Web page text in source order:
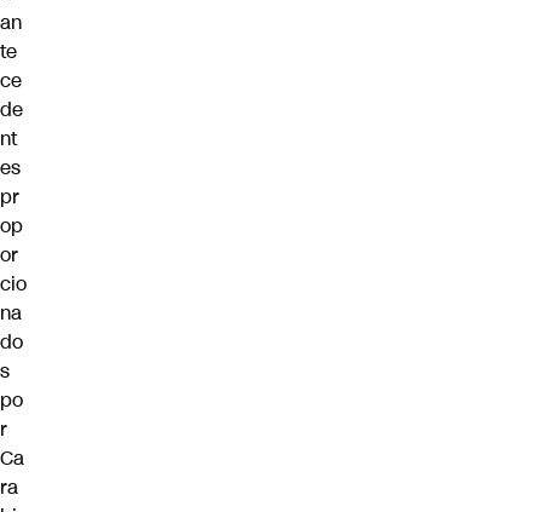
an
te
ce
de
nt
es
pr
op
or
cio
na
do
s
po
r
Ca
ra